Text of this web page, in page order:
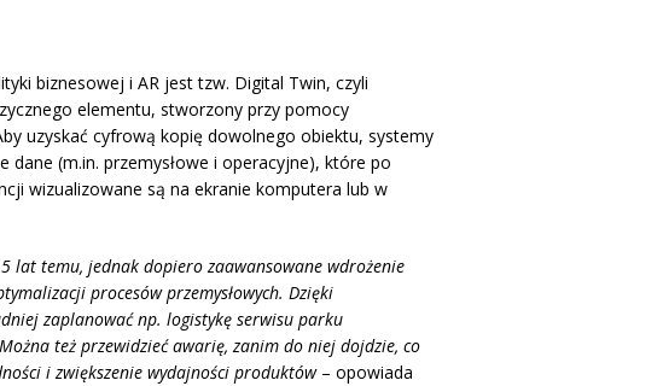
biznesowej i AR jest tzw. Digital Twin, czyli
elementu, stworzony przy pomocy
uzyskać cyfrową kopię dowolnego obiektu, systemy
dane (m.in. przemysłowe i operacyjne), które po
wizualizowane są na ekranie komputera lub w
lat temu, jednak dopiero zaawansowane wdrożenie
procesów przemysłowych. Dzięki
zaplanować np. logistykę serwisu parku
też przewidzieć awarię, zanim do niej dojdzie, co
i zwiększenie wydajności produktów– opowiada